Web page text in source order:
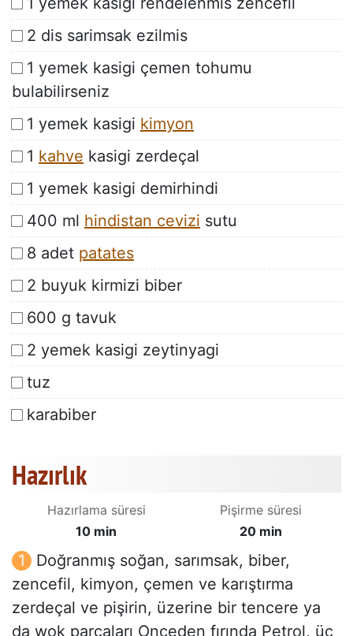
2 dis sarimsak ezilmis
1 yemek kasigi çemen tohumu
bulabilirseniz
1 yemek kasigi kimyon
1 kahve kasigi zerdeçal
1 yemek kasigi demirhindi
400 ml hindistan cevizi sutu
8 adet patates
2 buyuk kirmizi biber
600 g tavuk
2 yemek kasigi zeytinyagi
tuz
karabiber
Hazırlık
Hazırlama süresi
10 min
Pişirme süresi
20 min
Doğranmış soğan, sarımsak, biber,
zencefil, kimyon, çemen ve karıştırma
zerdeçal ve pişirin, üzerine bir tencere ya
da wok parçaları Onceden fırında Petrol, üç